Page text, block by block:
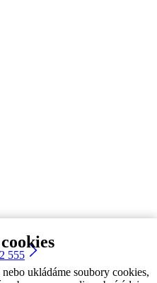
ukládáme soubory cookies,
555